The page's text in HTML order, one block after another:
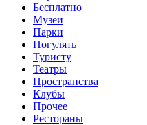
Бесплатно
Музеи
Парки
Погулять
Туристу
Театры
Пространства
Клубы
Прочее
Рестораны